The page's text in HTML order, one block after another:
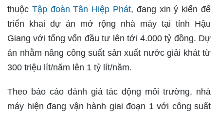
thuộc Tập đoàn Tân Hiệp Phát, đang xin ý kiến để
triển khai dự án mở rộng nhà máy tại tỉnh Hậu
Giang với tổng vốn đầu tư lên tới 4.000 tỷ đồng. Dự
án nhằm nâng công suất sản xuất nước giải khát từ
300 triệu lít/năm lên 1 tỷ lít/năm.
Theo báo cáo đánh giá tác động môi trường, nhà
máy hiện đang vận hành giai đoạn 1 với công suất